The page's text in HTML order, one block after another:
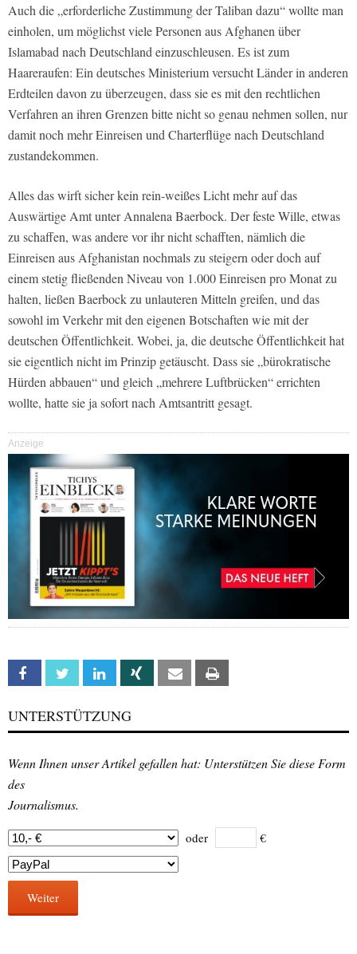
Auch die „erforderliche Zustimmung der Taliban dazu“ wollte man
einholen, um möglichst viele Personen aus Afghanen über
Islamabad nach Deutschland einzuschleusen. Es ist zum
Haareraufen: Ein deutsches Ministerium versucht Länder in anderen
Erdteilen davon zu überzeugen, dass sie es mit den rechtlichen
Verfahren an ihren Grenzen bitte nicht so genau nehmen sollen, nur
damit noch mehr Einreisen und Charterflüge nach Deutschland
zustandekommen.
Alles das wirft sicher kein rein-weißes Licht mehr auf das
Auswärtige Amt unter Annalena Baerbock. Der feste Wille, etwas
zu schaffen, was andere vor ihr nicht schafften, nämlich die
Einreisen aus Afghanistan nochmals zu steigern oder doch auf
einem stetig fließenden Niveau von 1.000 Einreisen pro Monat zu
halten, ließen Baerbock zu unlauteren Mitteln greifen, und das
sowohl im Verkehr mit den eigenen Botschaften wie mit der
deutschen Öffentlichkeit. Wobei, ja, die deutsche Öffentlichkeit hat
sie eigentlich nicht im Prinzip getäuscht. Dass sie „bürokratische
Hürden abbauen“ und gleich „mehrere Luftbrücken“ errichten
wollte, hatte sie ja sofort nach Amtsantritt gesagt.
Anzeige
Facebook Twitter Linkedin Xing Email
UNTERSTÜTZUNG
Wenn Ihnen unser Artikel gefallen hat: Unterstützen Sie diese Form
des
Journalismus.
oder €
Weiter